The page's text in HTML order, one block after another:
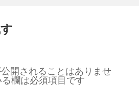
開されることはありませ
欄は必須項目です